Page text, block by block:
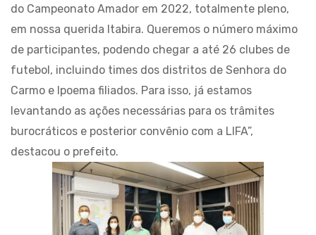
do Campeonato Amador em 2022, totalmente pleno,
em nossa querida Itabira. Queremos o número máximo
de participantes, podendo chegar a até 26 clubes de
futebol, incluindo times dos distritos de Senhora do
Carmo e Ipoema filiados. Para isso, já estamos
levantando as ações necessárias para os trâmites
burocráticos e posterior convênio com a LIFA”,
destacou o prefeito.